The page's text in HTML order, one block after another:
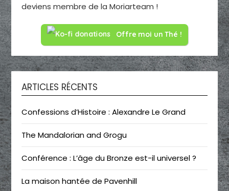
deviens membre de la Moriarteam !
Offre moi un Thé !
ARTICLES RÉCENTS
Confessions d’Histoire : Alexandre Le Grand
The Mandalorian and Grogu
Conférence : L’âge du Bronze est-il universel ?
La maison hantée de Pavenhill